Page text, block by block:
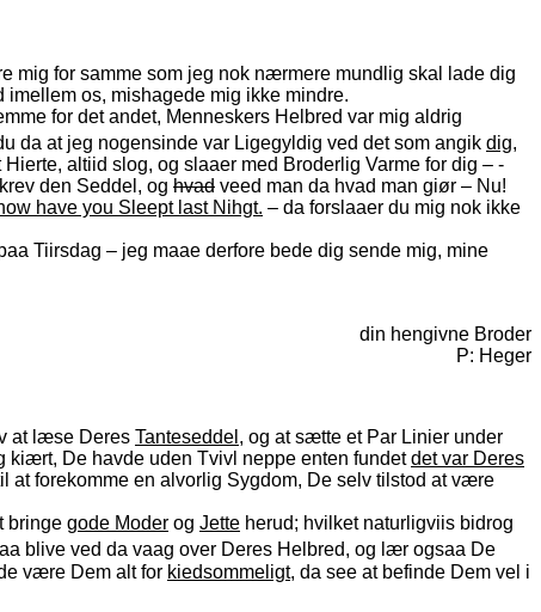
mig for samme som jeg nok nærmere mundlig skal lade dig
os, mishagede mig ikke mindre.
for det andet, Menneskers Helbred var mig aldrig
da at jeg nogensinde var Ligegyldig ved det som angik dig,
altiid slog, og slaaer med Broderlig Varme for dig – -
den Seddel, og hvad veed man da hvad man giør – Nu!
have you Sleept last Nihgt. – da forslaaer du mig nok ikke
Tiirsdag – jeg maae derfore bede dig sende mig, mine
din hengivne Broder
P: Heger
at læse Deres Tanteseddel , og at sætte et Par Linier under
kiært, De havde uden Tvivl neppe enten fundetdet var Deres
at forekomme en alvorlig Sygdom, De selv tilstod at være
bringe gode Moder og Jette herud; hvilket naturligviis bidrog
blive ved da vaag over Deres Helbred, og lær ogsaa De
være Dem alt for kiedsommeligt, da see at befinde Dem vel i